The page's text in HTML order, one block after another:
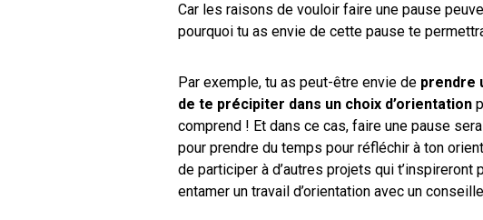
Car les raisons de vouloir faire une pause
pourquoi tu as envie de cette pause te
Par exemple, tu as peut-être envie de prendre
de te précipiter dans un choix d’orientation
comprend ! Et dans ce cas, faire une pause
pour prendre du temps pour réfléchir à ton
de participer à d’autres projets qui t’inspireront
entamer un travail d’orientation avec un